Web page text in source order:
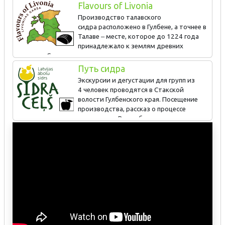
Flavours of Livonia
Производство талавского
сидра расположено в Гулбене, а точнее в
Талаве ‒ месте, которое до 1224 года
принадлежало к землям древних
латгалов. Сидр изготавливается только из местного сырья ‒
выращенных в Видземе и бережно собранных яблок.
Экскурсия на производство и дегустация.
Сидр «Осенний», «Летний» и «Хмельной».
Путь сидра
Экскурсии и дегустации для групп из
4 человек проводятся в Стакской
волости Гулбенского края. Посещение
производства, рассказ о процессе
и методах изготовления сидра. В октябре можно принять